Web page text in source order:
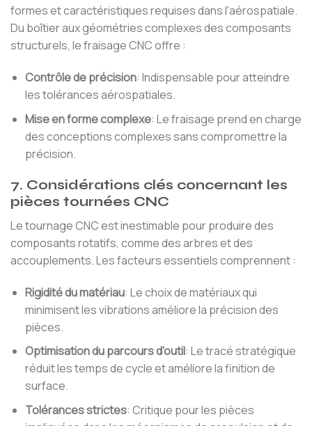
formes et caractéristiques requises dans l'aérospatiale.
Du boîtier aux géométries complexes des composants
structurels, le fraisage CNC offre :
Contrôle de précision: Indispensable pour atteindre
les tolérances aérospatiales.
Mise en forme complexe: Le fraisage prend en charge
des conceptions complexes sans compromettre la
précision.
7. Considérations clés concernant les
pièces tournées CNC
Le tournage CNC est inestimable pour produire des
composants rotatifs, comme des arbres et des
accouplements. Les facteurs essentiels comprennent :
Rigidité du matériau: Le choix de matériaux qui
minimisent les vibrations améliore la précision des
pièces.
Optimisation du parcours d'outil: Le tracé stratégique
réduit les temps de cycle et améliore la finition de
surface.
Tolérances strictes: Critique pour les pièces